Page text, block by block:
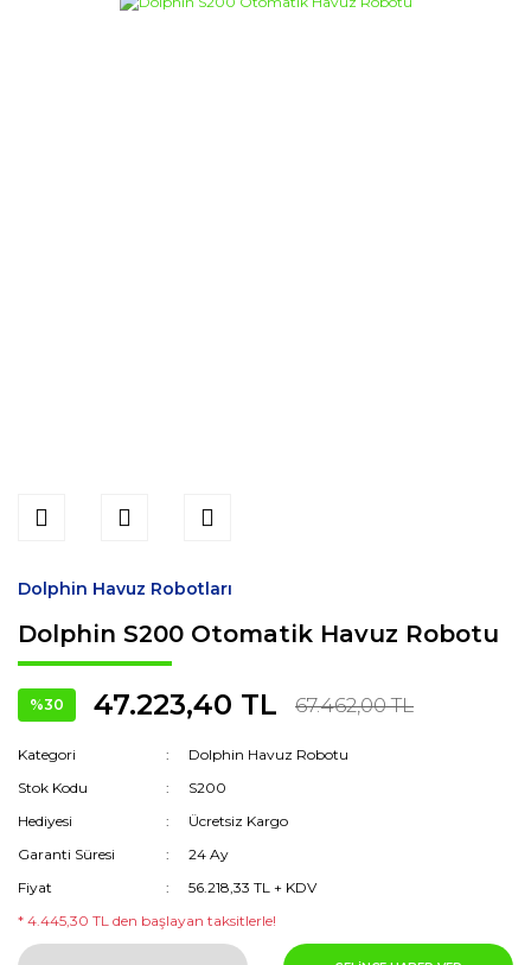
Dolphin Havuz Robotları
Dolphin S200 Otomatik Havuz Robotu
%30 47.223,40 TL 67.462,00 TL
Kategori
Dolphin Havuz Robotu
Stok Kodu
S200
Hediyesi
Ücretsiz Kargo
Garanti Süresi
24 Ay
Fiyat
56.218,33 TL + KDV
* 4.445,30 TL den başlayan taksitlerle!